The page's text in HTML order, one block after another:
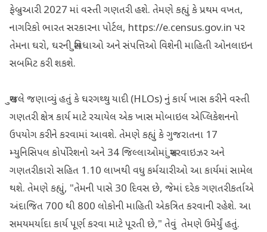
ફેબ્રુઆરી 2027 માં વસ્તી ગણતરી હશે. તેમણે કહ્યું કે પ્રથમ વખત,
નાગરિકો ભારત સરકારના પોર્ટલ, https://e.census.gov.in પર
તેમના ઘરો, ઘરની સુવિધાઓ અને સંપત્તિઓ વિશેની માહિતી ઓનલાઇન
સબમિટ કરી શકશે.
સુજલે જણાવ્યું હતું કે ઘરગથ્થુ યાદી (HLOs) નું કાર્ય ખાસ કરીને વસ્તી
ગણતરી ક્ષેત્ર કાર્ય માટે રચાયેલ એક ખાસ મોબાઇલ એપ્લિકેશનનો
ઉપયોગ કરીને કરવામાં આવશે. તેમણે કહ્યું કે ગુજરાતના 17
મ્યુનિસિપલ કોર્પોરેશનો અને 34 જિલ્લાઓમાં સુપરવાઇઝર અને
ગણતરીકારો સહિત 1.10 લાખથી વધુ કર્મચારીઓ આ કાર્યમાં સામેલ
થશે. તેમણે કહ્યું, "તેમની પાસે 30 દિવસ છે, જેમાં દરેક ગણતરીકર્તાએ
અંદાજિત 700 થી 800 લોકોની માહિતી એકત્રિત કરવાની રહેશે. આ
સમયમર્યાદા કાર્ય પૂર્ણ કરવા માટે પૂરતી છે," તેવું તેમણે ઉમેર્યું હતું.